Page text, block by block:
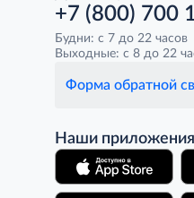
+7 (800) 700
Будни: с 7 до 22 часов
Выходные: с 8 до 22
Форма обратной
Наши приложения